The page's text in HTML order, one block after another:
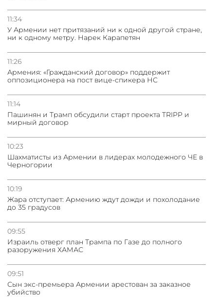
11:34
У Армении нет притязаний ни к одной другой стране,
ни к одному метру. Нарек Карапетян
11:26
Армения: «Гражданский договор» поддержит
оппозиционера на пост вице-спикера НС
11:14
Пашинян и Трамп обсудили старт проекта TRIPP и
мирный договор
10:23
Шахматисты из Армении в лидерах молодежного ЧЕ в
Черногории
10:19
Жара отступает: Армению ждут дожди и похолодание
до 35 градусов
09:55
Израиль отверг план Трампа по Газе до полного
разоружения ХАМАС
09:51
Сын экс-премьера Армении арестован за заказное
убийство